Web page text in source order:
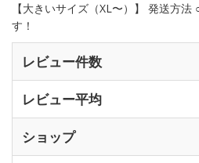
【大きいサイズ（XL〜）】 発送方
す！
レビュー件数
レビュー平均
ショップ